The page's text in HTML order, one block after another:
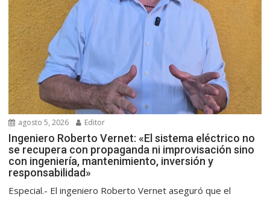
agosto 5, 2026 Editor
Ingeniero Roberto Vernet: «El sistema eléctrico no
se recupera con propaganda ni improvisación sino
con ingeniería, mantenimiento, inversión y
responsabilidad»
Especial.- El ingeniero Roberto Vernet aseguró que el